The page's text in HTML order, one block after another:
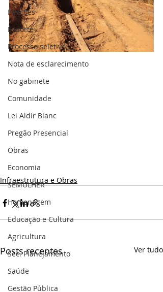
Eleições
Esporte
Processo seletivo
Nota de esclarecimento
No gabinete
Comunidade
Lei Aldir Blanc
Pregão Presencial
Obras
Economia
SEMULHER
Homenagem
Educação e Cultura
Agricultura
Sec. Planejamento
Saúde
Gestão Pública
Infraestrutura e Obras
Posts recentes Ver tudo